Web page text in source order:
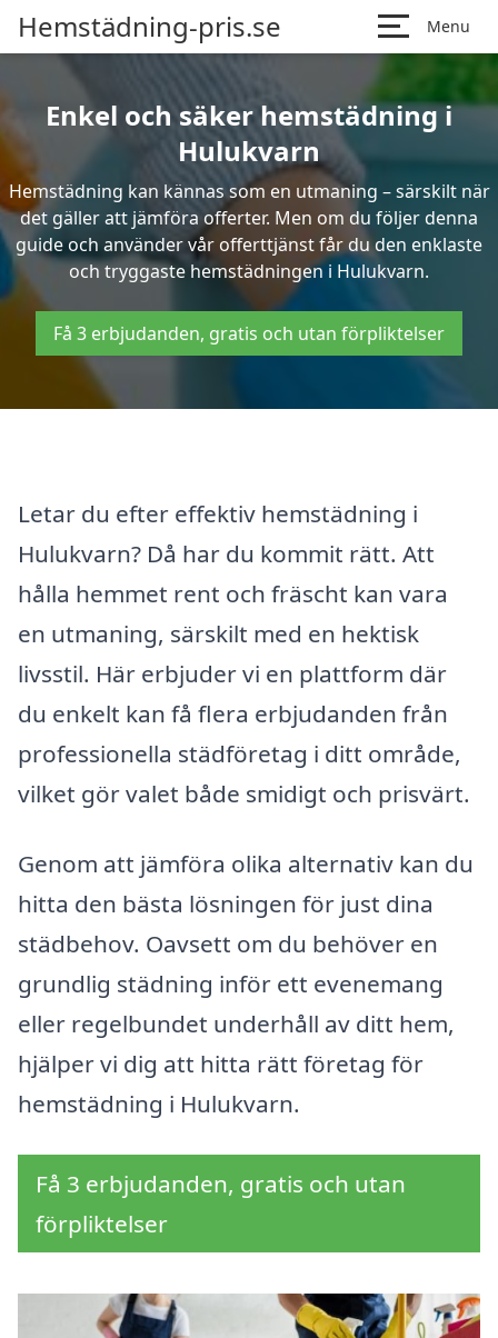
Hemstädning-pris.se Menu
Enkel och säker hemstädning i
Hulukvarn
Hemstädning kan kännas som en utmaning – särskilt när
det gäller att jämföra offerter. Men om du följer denna
guide och använder vår offerttjänst får du den enklaste
och tryggaste hemstädningen i Hulukvarn.
Få 3 erbjudanden, gratis och utan förpliktelser
Letar du efter effektiv hemstädning i
Hulukvarn? Då har du kommit rätt. Att
hålla hemmet rent och fräscht kan vara
en utmaning, särskilt med en hektisk
livsstil. Här erbjuder vi en plattform där
du enkelt kan få flera erbjudanden från
professionella städföretag i ditt område,
vilket gör valet både smidigt och prisvärt.
Genom att jämföra olika alternativ kan du
hitta den bästa lösningen för just dina
städbehov. Oavsett om du behöver en
grundlig städning inför ett evenemang
eller regelbundet underhåll av ditt hem,
hjälper vi dig att hitta rätt företag för
hemstädning i Hulukvarn.
Få 3 erbjudanden, gratis och utan
förpliktelser